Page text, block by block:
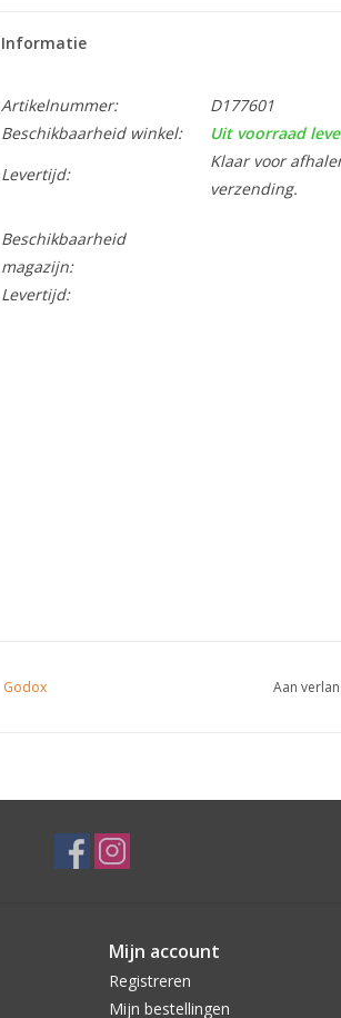
Informatie
Artikelnummer:
D177601
Beschikbaarheid winkel:
Uit voorraad
Levertijd:
Klaar voor
verzending.
Beschikbaarheid
magazijn:
Levertijd:
Godox Aan
Mijn account
Registreren
Mijn bestellingen